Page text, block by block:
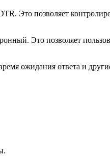
Это позволяет
Это позволяет
ожидания ответа и